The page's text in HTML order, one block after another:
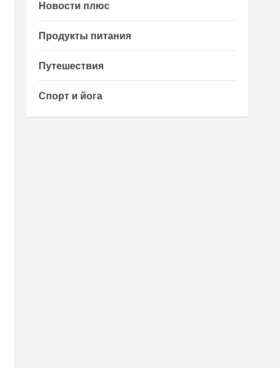
Новости плюс
Продукты питания
Путешествия
Спорт и йога